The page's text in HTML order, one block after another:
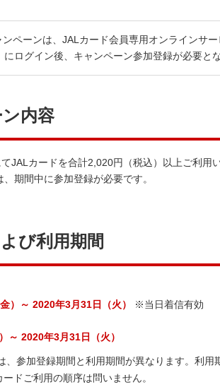
ペーンは、JALカード会員専用オンラインサー
にログイン後、キャンペーン参加登録が必要と
内容
JALカードを合計2,020円（税込）以上ご利用
期間中に参加登録が必要です。
び利用期間
）～ 2020年3月31日（火）
※当日着信有効
～ 2020年3月31日（火）
、参加登録期間と利用期間が異なります。利用
ドご利用の順序は問いません。